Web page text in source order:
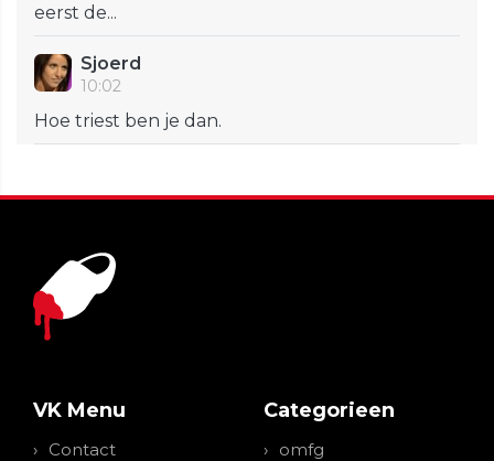
eerst de...
Sjoerd
10:02
Hoe triest ben je dan.
VK Menu
Contact
Categorieen
omfg